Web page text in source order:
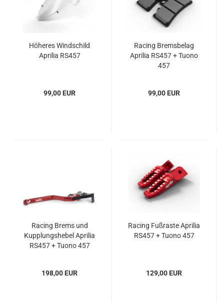
Höheres Windschild
Aprilia RS457
99,00 EUR
Racing Bremsbelag
Aprilia RS457 + Tuono
457
99,00 EUR
Racing Brems und
Kupplungshebel Aprilia
RS457 + Tuono 457
198,00 EUR
Racing Fußraste Aprilia
RS457 + Tuono 457
129,00 EUR